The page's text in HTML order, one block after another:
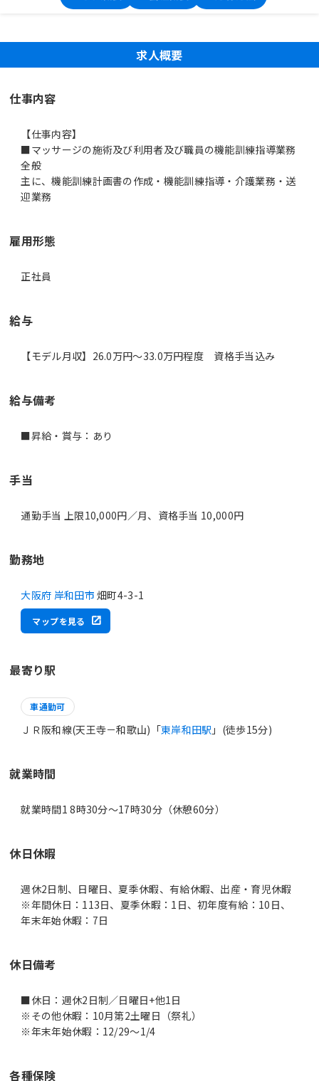
求人概要
仕事内容
【仕事内容】
■マッサージの施術及び利用者及び職員の機能訓練指導業務
全般
主に、機能訓練計画書の作成・機能訓練指導・介護業務・送
迎業務
雇用形態
正社員
給与
【モデル月収】26.0万円〜33.0万円程度 資格手当込み
給与備考
■昇給・賞与：あり
手当
通勤手当 上限10,000円／月、資格手当 10,000円
勤務地
大阪府 岸和田市 畑町4-3-1
マップを見る
最寄り駅
車通勤可
ＪＲ阪和線(天王寺－和歌山)「東岸和田駅 」(徒歩15分)
就業時間
就業時間1 8時30分〜17時30分（休憩60分）
休日休暇
週休2日制、日曜日、夏季休暇、有給休暇、出産・育児休暇
※年間休日：113日、夏季休暇：1日、初年度有給：10日、
年末年始休暇：7日
休日備考
■休日：週休2日制／日曜日+他1日
※その他休暇：10月第2土曜日（祭礼）
※年末年始休暇：12/29～1/4
各種保険